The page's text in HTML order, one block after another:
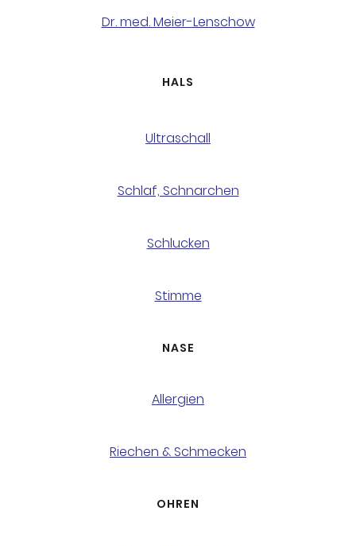
Dr. med. Meier-Lenschow
HALS
Ultraschall
Schlaf, Schnarchen
Schlucken
Stimme
NASE
Allergien
Riechen & Schmecken
OHREN